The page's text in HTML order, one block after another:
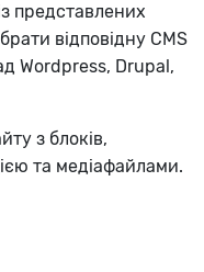
представлених
відповідну CMS
Wordpress, Drupal,
з блоків,
та медіафайлами.